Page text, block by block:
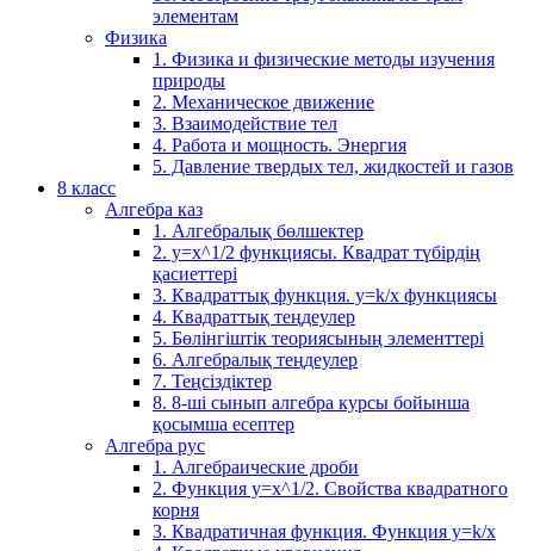
элементам
Физика
1. Физика и физические методы изучения
природы
2. Механическое движение
3. Взаимодействие тел
4. Работа и мощность. Энергия
5. Давление твердых тел, жидкостей и газов
8 класс
Алгебра каз
1. Алгебралық бөлшектер
2. у=х^1/2 функциясы. Квадрат түбірдің
қасиеттері
3. Квадраттық функция. у=k/x функциясы
4. Квадраттық теңдеулер
5. Бөлінгіштік теориясының элементтері
6. Алгебралық теңдеулер
7. Теңсіздіктер
8. 8-ші сынып алгебра курсы бойынша
қосымша есептер
Алгебра рус
1. Алгебраические дроби
2. Функция y=x^1/2. Свойства квадратного
корня
3. Квадратичная функция. Функция у=k/x